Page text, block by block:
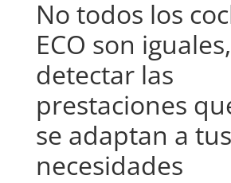
No todos los
ECO son
detectar las
prestaciones
se adaptan a tus
necesidades